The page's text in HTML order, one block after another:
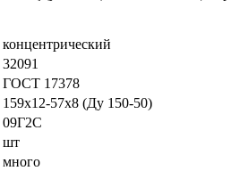
концентрический
32091
ГОСТ 17378
159x12-57x8 (Ду 150-50)
09Г2С
шт
много